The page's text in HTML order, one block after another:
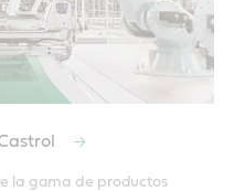
la gama de productos